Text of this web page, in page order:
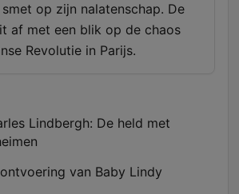
op zijn nalatenschap. De
af met een blik op de chaos
Revolutie in Parijs.
Lindbergh: De held met
van Baby Lindy